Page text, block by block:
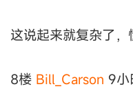
这说起来就复杂了，
8楼 Bill_Carson 9小